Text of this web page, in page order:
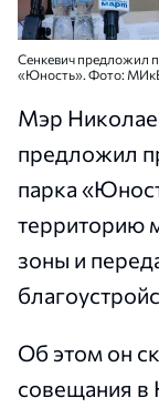
Сенкевич предложил
«Юность». Фото:
Мэр
предложил
парка
территорию
зоны и
Об этом он
совещания в